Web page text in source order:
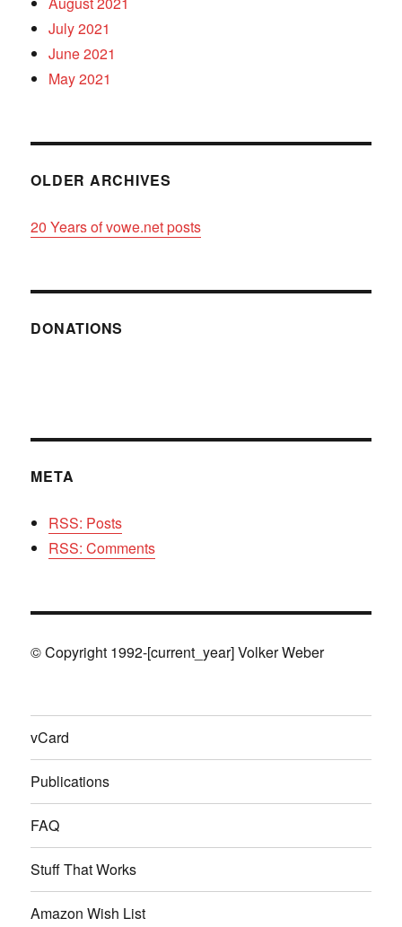
July 2021
June 2021
May 2021
OLDER ARCHIVES
20 Years of vowe.net posts
DONATIONS
META
RSS: Posts
RSS: Comments
© Copyright 1992-[current_year] Volker Weber
vCard
Publications
FAQ
Stuff That Works
Amazon Wish List